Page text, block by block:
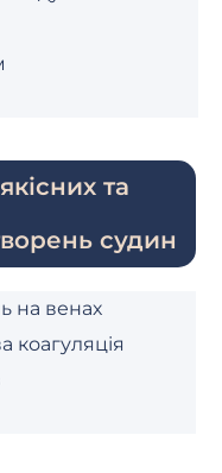
та
судин
на венах
коагуляція